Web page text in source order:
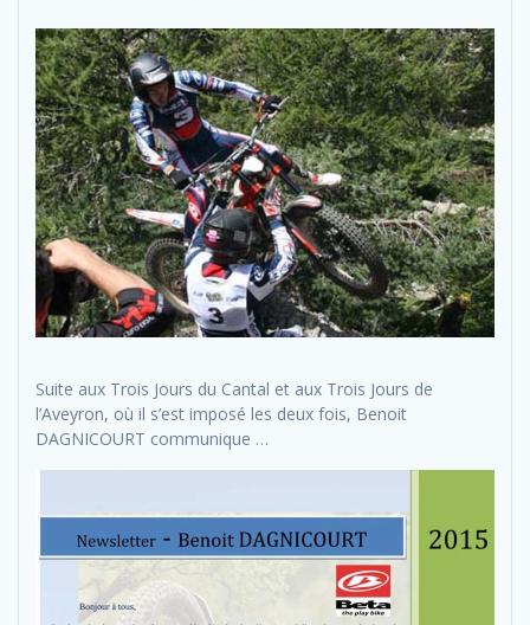
Suite aux Trois Jours du Cantal et aux Trois Jours de
l’Aveyron, où il s’est imposé les deux fois, Benoit
DAGNICOURT communique …